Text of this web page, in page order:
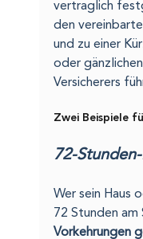
vertraglich
den
und zu einer
oder gänzlichen
Versicherers
Zwei Beispiele
72-
Wer sein Haus
72 Stunden am
Vorkehrungen